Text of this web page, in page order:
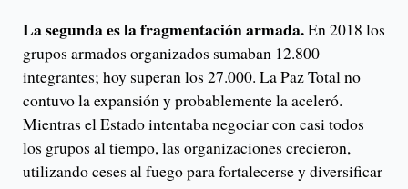
La segunda es la fragmentación armada.En 2018 los
grupos armados organizados sumaban 12.800
integrantes; hoy superan los 27.000. La Paz Total no
contuvo la expansión y probablemente la aceleró.
Mientras el Estado intentaba negociar con casi todos
los grupos al tiempo, las organizaciones crecieron,
utilizando ceses al fuego para fortalecerse y diversificar